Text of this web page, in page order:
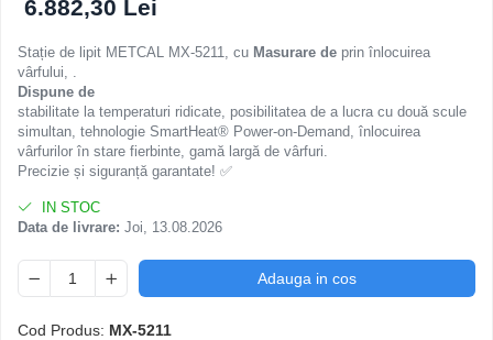
Osciloscoape ROHDE & SCHWARZ
Osciloscoape TELEDYNE LECROY
Osciloscoape UNI-T
6.882,30 Lei
Stație de lipit METCAL MX-5211, cu Masurare de prin înlocuirea
vârfului, .
Dispune de
stabilitate la temperaturi ridicate, posibilitatea de a lucra cu două scule
simultan, tehnologie SmartHeat® Power-on-Demand, înlocuirea
vârfurilor în stare fierbinte, gamă largă de vârfuri.
Precizie și siguranță garantate! ✅
IN STOC
Data de livrare: Joi, 13.08.2026
Adauga in cos
Cod Produs: MX-5211